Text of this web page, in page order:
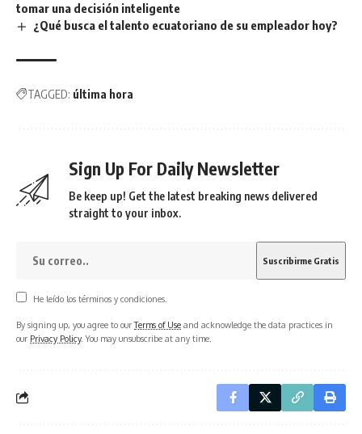
tomar una decisión inteligente
¿Qué busca el talento ecuatoriano de su empleador hoy?
TAGGED: última hora
Sign Up For Daily Newsletter
Be keep up! Get the latest breaking news delivered
straight to your inbox.
He leído los términos y condiciones.
By signing up, you agree to ourTerms of Use and acknowledge the data practices in
our Privacy Policy. You may unsubscribe at any time.